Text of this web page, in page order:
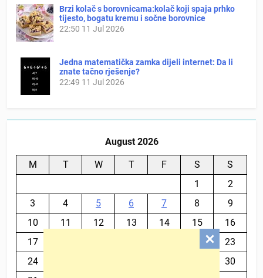
Brzi kolač s borovnicama:kolač koji spaja prhko
tijesto, bogatu kremu i sočne borovnice
22:50 11 Jul 2026
Jedna matematička zamka dijeli internet: Da li
znate tačno rješenje?
22:49 11 Jul 2026
August 2026
M T W T F S
S
1
2
3
4 5 6 7 8
9
10
11 12 13 14 15
16
17
23
24
30